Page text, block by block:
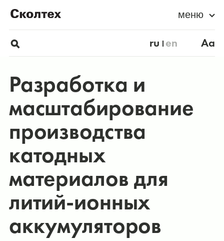
меню
ru en Aa
Разработка и
масштабирование
производства
катодных
материалов для
литий-ионных
аккумуляторов